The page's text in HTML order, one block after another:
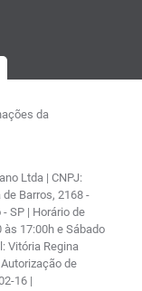
da
Ltda | CNPJ:
Barros, 2168 -
SP | Horário de
17:00h e Sábado
Vitória Regina
Autorização de
16 |